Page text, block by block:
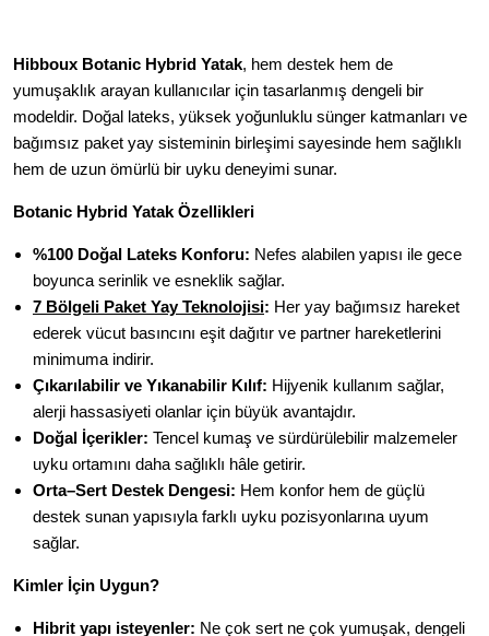
Hibboux Botanic Hybrid Yatak, hem destek hem de
yumuşaklık arayan kullanıcılar için tasarlanmış dengeli bir
modeldir. Doğal lateks, yüksek yoğunluklu sünger katmanları ve
bağımsız paket yay sisteminin birleşimi sayesinde hem sağlıklı
hem de uzun ömürlü bir uyku deneyimi sunar.
Botanic Hybrid Yatak Özellikleri
%100 Doğal Lateks Konforu: Nefes alabilen yapısı ile gece
boyunca serinlik ve esneklik sağlar.
7 Bölgeli Paket Yay Teknolojisi: Her yay bağımsız hareket
ederek vücut basıncını eşit dağıtır ve partner hareketlerini
minimuma indirir.
Çıkarılabilir ve Yıkanabilir Kılıf: Hijyenik kullanım sağlar,
alerji hassasiyeti olanlar için büyük avantajdır.
Doğal İçerikler: Tencel kumaş ve sürdürülebilir malzemeler
uyku ortamını daha sağlıklı hâle getirir.
Orta–Sert Destek Dengesi: Hem konfor hem de güçlü
destek sunan yapısıyla farklı uyku pozisyonlarına uyum
sağlar.
Kimler İçin Uygun?
Hibrit yapı isteyenler: Ne çok sert ne çok yumuşak, dengeli